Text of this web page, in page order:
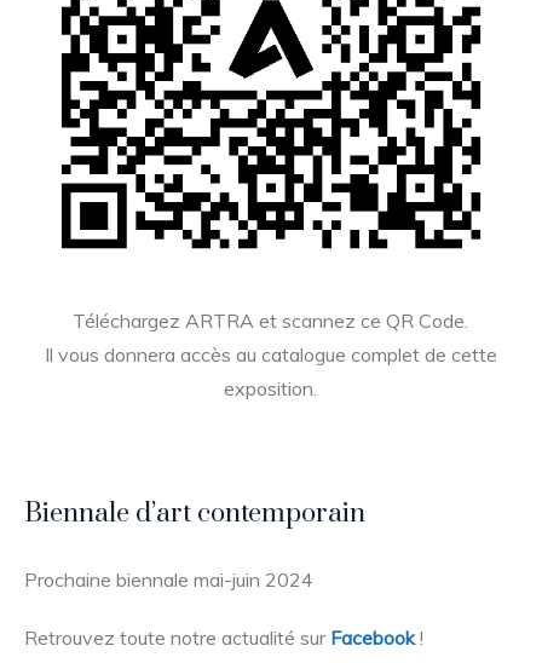
Téléchargez ARTRA et scannez ce QR Code.
Il vous donnera accès au catalogue complet de cette
exposition.
Biennale d’art contemporain
Prochaine biennale mai-juin 2024
Retrouvez toute notre actualité sur Facebook!